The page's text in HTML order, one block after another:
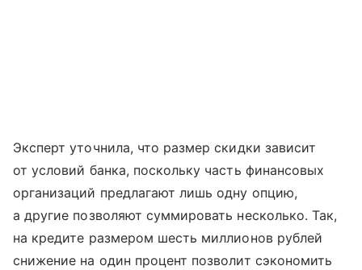
Эксперт уточнила, что размер скидки зависит
от условий банка, поскольку часть финансовых
организаций предлагают лишь одну опцию,
а другие позволяют суммировать несколько. Так,
на кредите размером шесть миллионов рублей
снижение на один процент позволит сэкономить